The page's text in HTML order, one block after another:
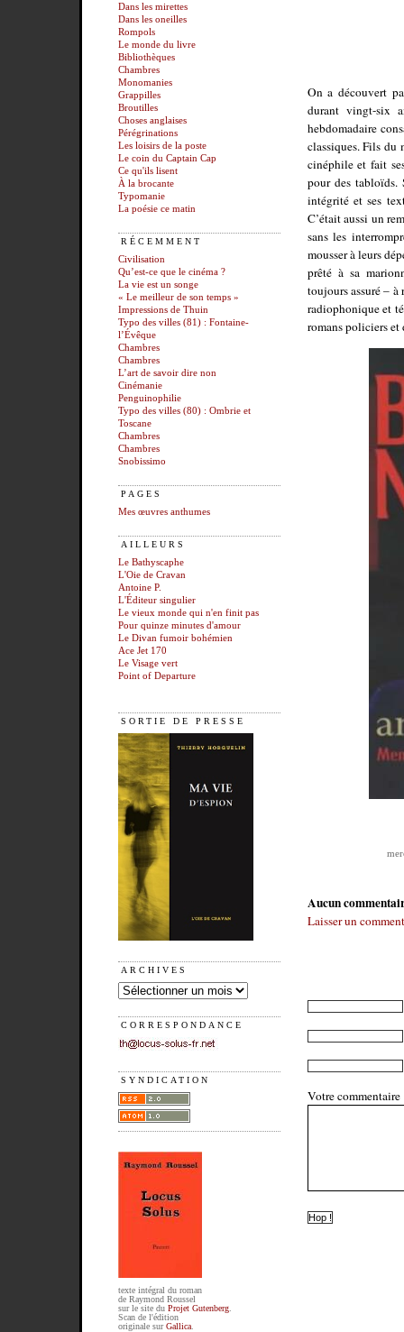
Dans les mirettes
Dans les oneilles
Rompols
Le monde du livre
Bibliothèques
Chambres
Monomanies
Grappilles
Broutilles
Choses anglaises
Pérégrinations
Les loisirs de la poste
Le coin du Captain Cap
Ce qu'ils lisent
À la brocante
Typomanie
La poésie ce matin
RÉCEMMENT
Civilisation
Qu’est-ce que le cinéma ?
La vie est un songe
« Le meilleur de son temps »
Impressions de Thuin
Typo des villes (81) : Fontaine-
l’Évêque
Chambres
Chambres
L’art de savoir dire non
Cinémanie
Penguinophilie
Typo des villes (80) : Ombrie et
Toscane
Chambres
Chambres
Snobissimo
PAGES
Mes œuvres anthumes
AILLEURS
Le Bathyscaphe
L'Oie de Cravan
Antoine P.
L'Éditeur singulier
Le vieux monde qui n'en finit pas
Pour quinze minutes d'amour
Le Divan fumoir bohémien
Ace Jet 170
Le Visage vert
Point of Departure
SORTIE DE PRESSE
ARCHIVES
CORRESPONDANCE
SYNDICATION
texte intégral du roman
de Raymond Roussel
sur le site du Projet Gutenberg.
Scan de l'édition
originale surGallica.
On a découvert
durant vingt-six
hebdomadaire
classiques. Fils du
cinéphile et fait
pour des
intégrité et ses
C’était aussi un
sans les
mousser à leurs
prêté à sa
toujours assuré –
radiophonique et
romans policiers et
Aucun
Laisser un
Votre commentaire